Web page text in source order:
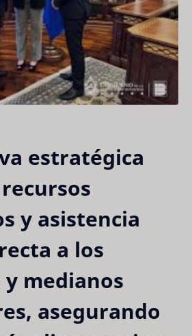
estratégica
y asistencia
a los
medianos
asegurando